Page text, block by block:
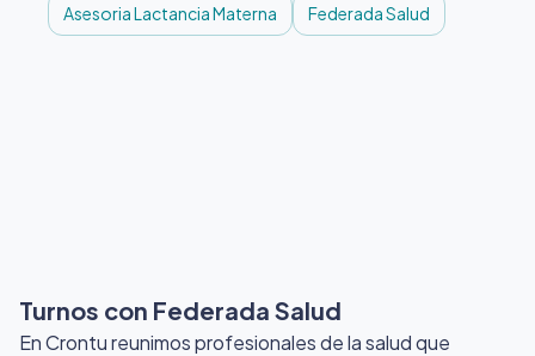
Asesoria Lactancia Materna
Federada Salud
Turnos con Federada Salud
En Crontu reunimos profesionales de la salud que